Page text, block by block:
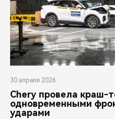
30 апреля 2026
Chery провела краш-
одновременными
ударами